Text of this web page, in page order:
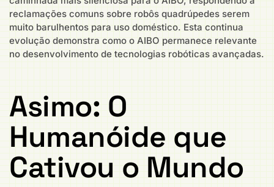
reclamações comuns sobre robôs quadrúpedes serem
muito barulhentos para uso doméstico. Esta continua
evolução demonstra como o AIBO permanece relevante
no desenvolvimento de tecnologias robóticas avançadas.
Asimo: O
Humanóide que
Cativou o Mundo